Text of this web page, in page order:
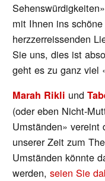
mit Ihnen ins
herzzerreissenden
Sie uns, dies ist
geht es zu ganz viel
Marah Rikli und
(oder eben Nicht-
Umständen» vereint
unserer Zeit zum
Umständen könnte
werden,seien Sie